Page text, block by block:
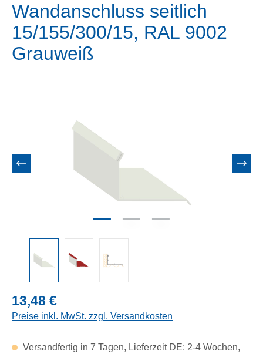
Wandanschluss seitlich
15/155/300/15, RAL 9002
Grauweiß
Regulärer Preis:
13,48 €
Preise inkl. MwSt. zzgl. Versandkosten
Versandfertig in 7 Tagen, Lieferzeit DE: 2-4 Wochen,